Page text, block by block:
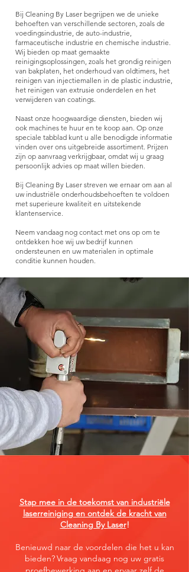
Bij Cleaning By Laser begrijpen we de unieke
behoeften van verschillende sectoren, zoals de
voedingsindustrie, de auto-industrie,
farmaceutische industrie en chemische industrie.
Wij bieden op maat gemaakte
reinigingsoplossingen, zoals het grondig reinigen
van bakplaten, het onderhoud van oldtimers, het
reinigen van injectiemallen in de plastic industrie,
het reinigen van extrusie onderdelen en het
verwijderen van coatings.
Naast onze hoogwaardige diensten, bieden wij
ook machines te huur en te koop aan. Op onze
speciale tabblad kunt u alle benodigde informatie
vinden over ons uitgebreide assortiment. Prijzen
zijn op aanvraag verkrijgbaar, omdat wij u graag
persoonlijk advies op maat willen bieden.
Bij Cleaning By Laser streven we ernaar om aan al
uw industriële onderhoudsbehoeften te voldoen
met superieure kwaliteit en uitstekende
klantenservice.
Neem vandaag nog contact met ons op om te
ontdekken hoe wij uw bedrijf kunnen
ondersteunen en uw materialen in optimale
conditie kunnen houden.
Stap mee in de toekomst van industriële
laserreiniging en ontdek de kracht van
Cleaning By Laser!
Benieuwd naar de voordelen die het u kan
bieden?Vraag vandaag nog uw gratis